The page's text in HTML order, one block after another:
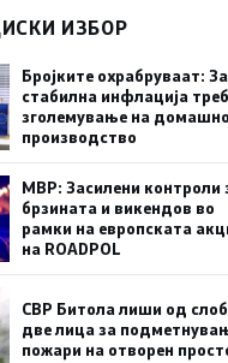
ИЗБОР
Бројките охрабруваат: За
стабилна инфлација
зголемување на
производство
МВР: Засилени контроли
брзината и викендов во
рамки на европската
на ROADPOL
СВР Битола лиши од
две лица за
пожари на отворен